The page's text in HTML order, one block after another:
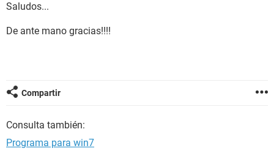
Saludos...
De ante mano gracias!!!!
Compartir
Consulta también:
Programa para win7